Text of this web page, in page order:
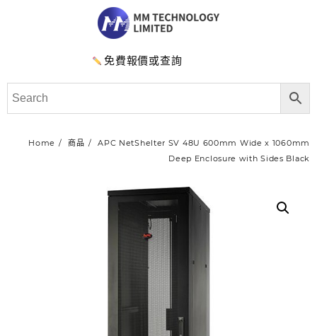
免費報價或查詢
Home 商品
APC NetShelter SV 48U 600mm Wide x 1060mm
Deep Enclosure with Sides Black